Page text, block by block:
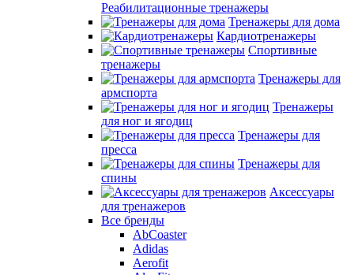
Реабилитационные тренажеры
Тренажеры для дома
Кардиотренажеры
Спортивные
тренажеры
Тренажеры для
армспорта
Тренажеры
для ног и ягодиц
Тренажеры для
пресса
Тренажеры для
спины
Аксессуары
для тренажеров
Все бренды
AbCoaster
Adidas
Aerofit